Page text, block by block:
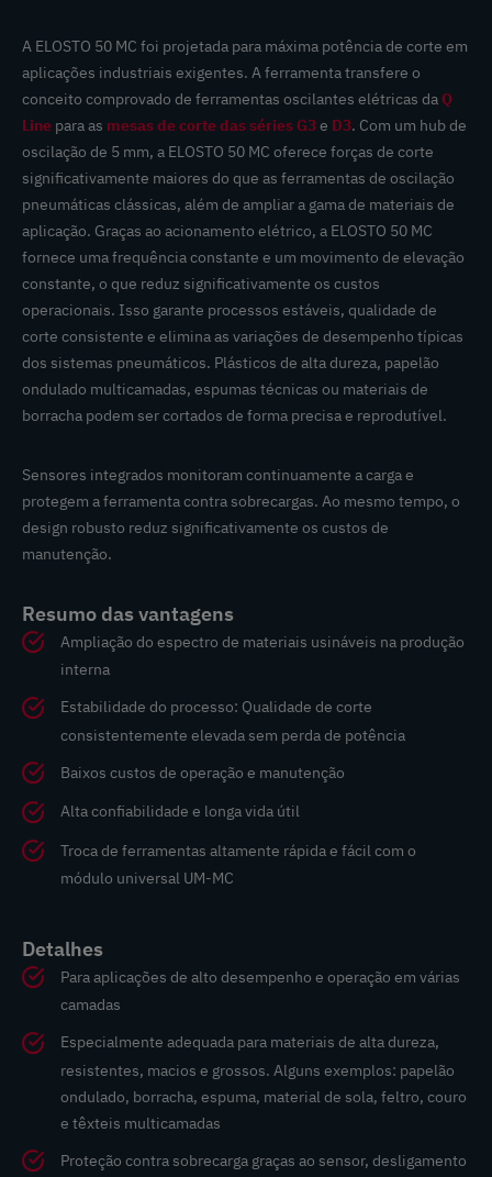
A ELOSTO 50 MC foi projetada para máxima potência de corte em
aplicações industriais exigentes. A ferramenta transfere o
conceito comprovado de ferramentas oscilantes elétricas daQ
Line para as mesas de corte das séries G3e D3. Com um hub de
oscilação de 5 mm, a ELOSTO 50 MC oferece forças de corte
significativamente maiores do que as ferramentas de oscilação
pneumáticas clássicas, além de ampliar a gama de materiais de
aplicação. Graças ao acionamento elétrico, a ELOSTO 50 MC
fornece uma frequência constante e um movimento de elevação
constante, o que reduz significativamente os custos
operacionais. Isso garante processos estáveis, qualidade de
corte consistente e elimina as variações de desempenho típicas
dos sistemas pneumáticos. Plásticos de alta dureza, papelão
ondulado multicamadas, espumas técnicas ou materiais de
borracha podem ser cortados de forma precisa e reprodutível.
Sensores integrados monitoram continuamente a carga e
protegem a ferramenta contra sobrecargas. Ao mesmo tempo, o
design robusto reduz significativamente os custos de
manutenção.
Resumo das vantagens
Ampliação do espectro de materiais usináveis na produção
interna
Estabilidade do processo: Qualidade de corte
consistentemente elevada sem perda de potência
Baixos custos de operação e manutenção
Alta confiabilidade e longa vida útil
Troca de ferramentas altamente rápida e fácil com o
módulo universal UM-MC
Detalhes
Para aplicações de alto desempenho e operação em várias
camadas
Especialmente adequada para materiais de alta dureza,
resistentes, macios e grossos. Alguns exemplos: papelão
ondulado, borracha, espuma, material de sola, feltro, couro
e têxteis multicamadas
Proteção contra sobrecarga graças ao sensor, desligamento